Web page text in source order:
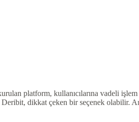
platform, kullanıcılarına vadeli
dikkat çeken bir seçenek olabilir.